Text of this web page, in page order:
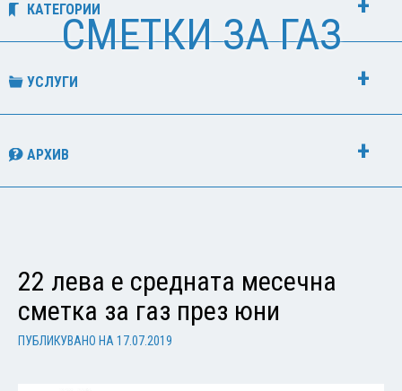
СМЕТКИ ЗА ГАЗ
КАТЕГОРИИ
УСЛУГИ
АРХИВ
22 лева е средната месечна
сметка за газ през юни
ПУБЛИКУВАНО НА 17.07.2019